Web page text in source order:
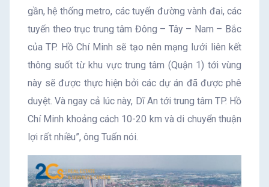
gần, hệ thống metro, các tuyến đường vành đai, các
tuyến theo trục trung tâm Đông – Tây – Nam – Bắc
của TP. Hồ Chí Minh sẽ tạo nên mạng lưới liên kết
thông suốt từ khu vực trung tâm (Quận 1) tới vùng
này sẽ được thực hiện bởi các dự án đã được phê
duyệt. Và ngay cả lúc này, Dĩ An tới trung tâm TP. Hồ
Chí Minh khoảng cách 10-20 km và di chuyển thuận
lợi rất nhiều”, ông Tuấn nói.